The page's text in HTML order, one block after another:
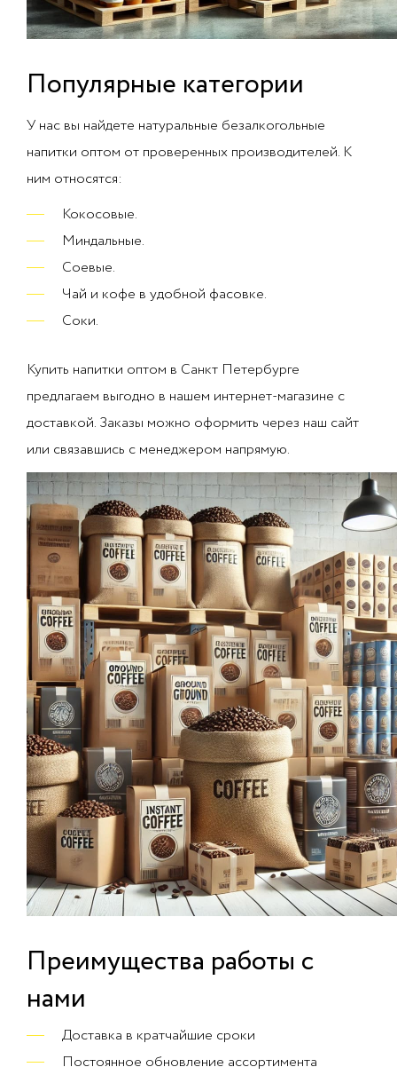
Популярные категории
У нас вы найдете натуральные безалкогольные
напитки оптом от проверенных производителей. К
ним относятся:
Кокосовые.
Миндальные.
Соевые.
Чай и кофе в удобной фасовке.
Соки.
Купить напитки оптом в Санкт Петербурге
предлагаем выгодно в нашем интернет-магазине с
доставкой. Заказы можно оформить через наш сайт
или связавшись с менеджером напрямую.
Преимущества работы с
нами
Доставка в кратчайшие сроки
Постоянное обновление ассортимента